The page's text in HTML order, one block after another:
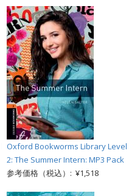
Oxford Bookworms Library Level
2: The Summer Intern: MP3 Pack
参考価格（税込）: ¥1,518